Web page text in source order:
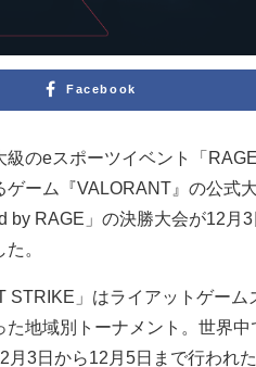
Facebook
級のeスポーツイベント「 RAGE
ゲーム『VALORANT 』の公式
by RAGE 」の決勝大会が12 月 3
。
STRIKE 」はライアットゲー
た地域別トーナメント。世界
月 3日から12 月 5日まで行われ